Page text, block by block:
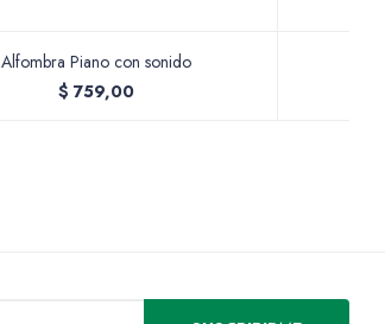
Alfombra Piano con sonido
$ 759,00